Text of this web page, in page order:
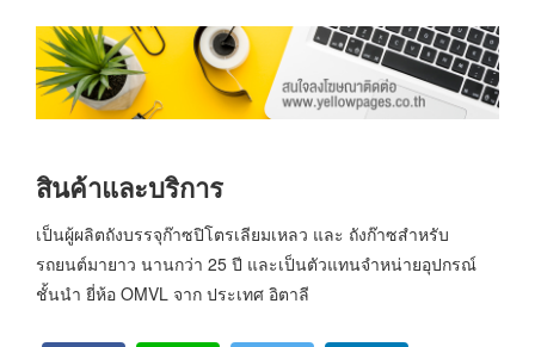
สินค้าและบริการ
เป็นผู้ผลิตถังบรรจุก๊าซปิโตรเลียมเหลว และ ถังก๊าซสำหรับ
รถยนต์มายาว นานกว่า 25 ปี และเป็นตัวแทนจำหน่ายอุปกรณ์
ชั้นนำ ยี่ห้อ OMVL จาก ประเทศ อิตาลี